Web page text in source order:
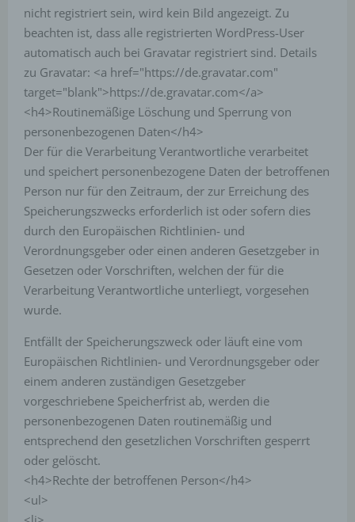
nicht registriert sein, wird kein Bild angezeigt. Zu
beachten ist, dass alle registrierten WordPress-User
automatisch auch bei Gravatar registriert sind. Details
zu Gravatar: <a href="https://de.gravatar.com"
target="blank">https://de.gravatar.com</a>
<h4>Routinemäßige Löschung und Sperrung von
personenbezogenen Daten</h4>
Der für die Verarbeitung Verantwortliche verarbeitet
und speichert personenbezogene Daten der betroffenen
Person nur für den Zeitraum, der zur Erreichung des
Speicherungszwecks erforderlich ist oder sofern dies
durch den Europäischen Richtlinien- und
Verordnungsgeber oder einen anderen Gesetzgeber in
Gesetzen oder Vorschriften, welchen der für die
Verarbeitung Verantwortliche unterliegt, vorgesehen
wurde.
Entfällt der Speicherungszweck oder läuft eine vom
Europäischen Richtlinien- und Verordnungsgeber oder
einem anderen zuständigen Gesetzgeber
vorgeschriebene Speicherfrist ab, werden die
personenbezogenen Daten routinemäßig und
entsprechend den gesetzlichen Vorschriften gesperrt
oder gelöscht.
<h4>Rechte der betroffenen Person</h4>
<ul>
Bei der Nutzung dieser allgemeinen Daten und
Informationen ziehen wird keine Rückschlüsse auf
die betroffene Person. Diese Informationen werden
vielmehr benötigt, um (1) die Inhalte unserer
Internetseite korrekt auszuliefern, (2) die Inhalte
unserer Internetseite sowie die Werbung für diese
zu optimieren, (3) die dauerhafte
Funktionsfähigkeit unserer
informationstechnologischen Systeme und der
Technik unserer Internetseite zu gewährleisten
sowie (4) um Strafverfolgungsbehörden im Falle
eines Cyberangriffes die zur Strafverfolgung
notwendigen Informationen bereitzustellen. Diese
anonym erhobenen Daten und Informationen
werden durch uns daher einerseits statistisch und
ferner mit dem Ziel ausgewertet, den Datenschutz
und die Datensicherheit in unserem Unternehmen
zu erhöhen, um letztlich ein optimales
Schutzniveau für die von uns verarbeiteten
anonymen Daten der Server-Logfiles werden
getrennt von allen durch eine betroffene Person
angegebenen personenbezogenen Daten
gespeichert.
Registrierung auf unserer Internetseite
Die betroffene Person hat die Möglichkeit, sich auf der
Internetseite des für die Verarbeitung Verantwortlichen
unter Angabe von personenbezogenen Daten zu
registrieren. Welche personenbezogenen Daten dabei